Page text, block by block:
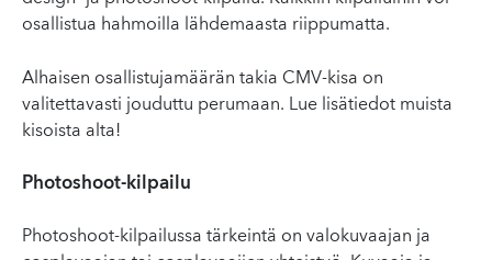
osallistua hahmoilla lähdemaasta riippumatta.
Alhaisen osallistujamäärän takia CMV-kisa on
valitettavasti jouduttu perumaan. Lue lisätiedot muista
kisoista alta!
Photoshoot-kilpailu
Photoshoot-kilpailussa tärkeintä on valokuvaajan ja